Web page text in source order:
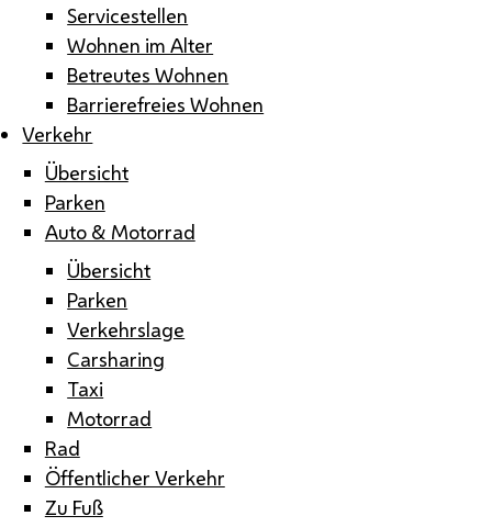
Servicestellen
Wohnen im Alter
Betreutes Wohnen
Barrierefreies Wohnen
Verkehr
Übersicht
Parken
Auto & Motorrad
Übersicht
Parken
Verkehrslage
Carsharing
Taxi
Motorrad
Rad
Öffentlicher Verkehr
Zu Fuß